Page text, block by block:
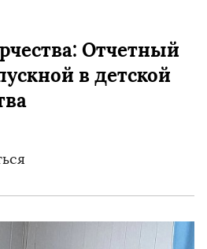
Отчетный
в детской